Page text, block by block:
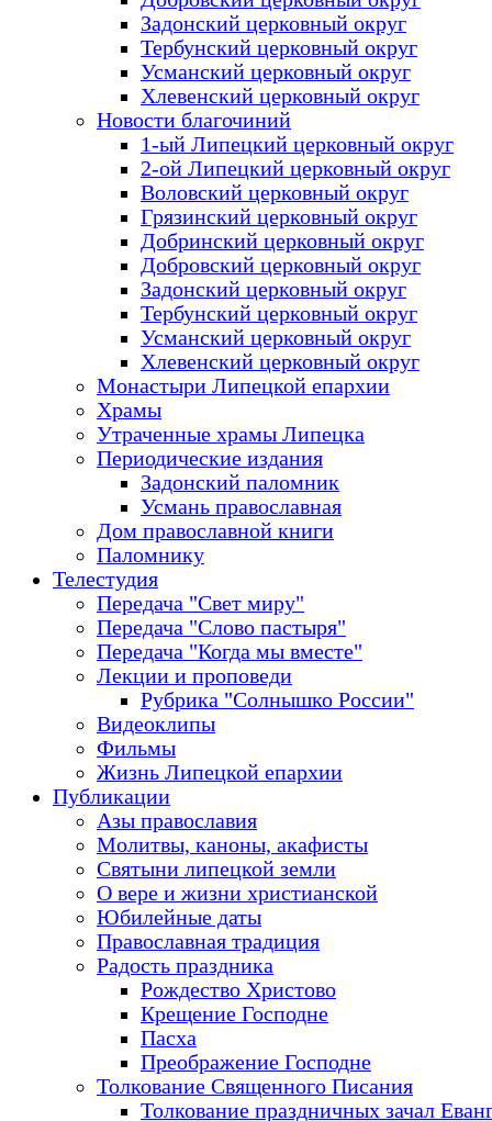
Задонский церковный округ
Тербунский церковный округ
Усманский церковный округ
Хлевенский церковный округ
Новости благочиний
1-ый Липецкий церковный округ
2-ой Липецкий церковный округ
Воловский церковный округ
Грязинский церковный округ
Добринский церковный округ
Добровский церковный округ
Задонский церковный округ
Тербунский церковный округ
Усманский церковный округ
Хлевенский церковный округ
Монастыри Липецкой епархии
Храмы
Утраченные храмы Липецка
Периодические издания
Задонский паломник
Усмань православная
Дом православной книги
Паломнику
Телестудия
Передача "Свет миру"
Передача "Слово пастыря"
Передача "Когда мы вместе"
Лекции и проповеди
Рубрика "Солнышко России"
Видеоклипы
Фильмы
Жизнь Липецкой епархии
Публикации
Азы православия
Молитвы, каноны, акафисты
Святыни липецкой земли
О вере и жизни христианской
Юбилейные даты
Православная традиция
Радость праздника
Рождество Христово
Крещение Господне
Пасха
Преображение Господне
Толкование Священного Писания
Толкование праздничных зачал